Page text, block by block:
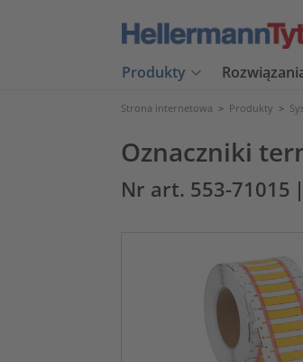
Produkty
Strona internetowa > Produkty >
Oznaczniki
Nr art. 553-71015